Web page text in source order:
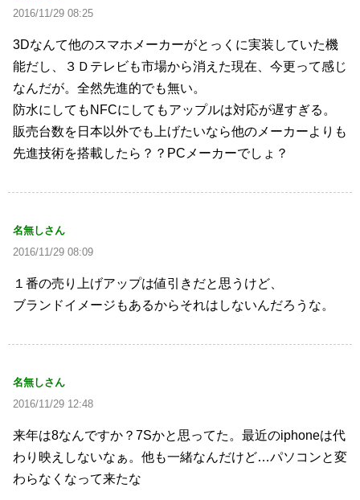
2016/11/29 08:25
3Dなんて他のスマホメーカーがとっくに実装していた機
能だし、３Ｄテレビも市場から消えた現在、今更って感じ
なんだが。全然先進的でも無い。
防水にしてもNFCにしてもアップルは対応が遅すぎる。
販売台数を日本以外でも上げたいなら他のメーカーよりも
先進技術を搭載したら？？PCメーカーでしょ？
名無しさん
2016/11/29 08:09
１番の売り上げアップは値引きだと思うけど、
ブランドイメージもあるからそれはしないんだろうな。
名無しさん
2016/11/29 12:48
来年は8なんですか？7Sかと思ってた。最近のiphoneは代
わり映えしないなぁ。他も一緒なんだけど…パソコンと変
わらなくなって来たな